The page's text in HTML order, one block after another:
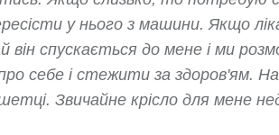
у нього з машини. Якщо
він спускається до мене і ми
себе і стежити за здоров'ям.
Звичайне крісло для мене